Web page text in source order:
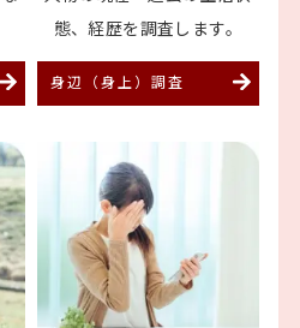
態、経歴を調査します。
身辺（身上）調査